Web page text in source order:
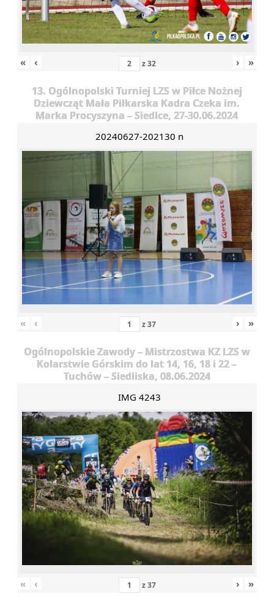
« ‹ z32 › »
13. Ogólnopolski Turniej LZS w Piłce Nożnej
Dziewcząt Mała Piłkarska Kadra Czeka im.
Marka Procyszyna – Siedlce, 27-30.06.2024
20240627-202130 n
« ‹ z37 › »
Ogólnopolskie Zawody – Mistrzostwa KZ LZS w
Kolarstwie Górskim do lat 14, 16, 18 i 22 –
Tuchów – Siedliska, 08.06.2024
IMG 4243
« ‹ z37 › »